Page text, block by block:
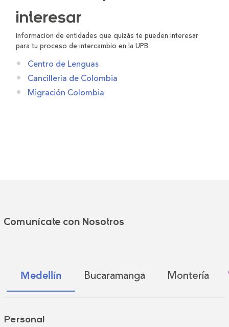
interesar
Informacion de entidades que quizás te pueden interesar
para tu proceso de intercambio en la UPB.
Centro de Lenguas
Cancillería de Colombia
Migración Colombia
Comunícate con Nosotros
Medellín Bucaramanga Montería
Personal